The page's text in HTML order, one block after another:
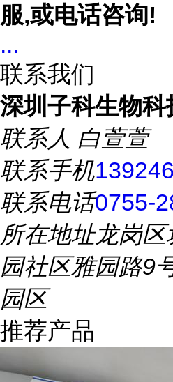
服,或电话咨询!
...
联系我们
深圳子科生物科
联系人 白萱萱
联系手机
联系电话0755-
所在地址龙岗区
园社区雅园路9
园区
推荐产品